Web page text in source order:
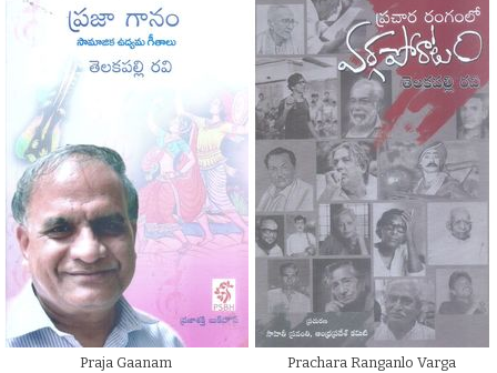
Praja Gaanam
Prachara Ranganlo Varga